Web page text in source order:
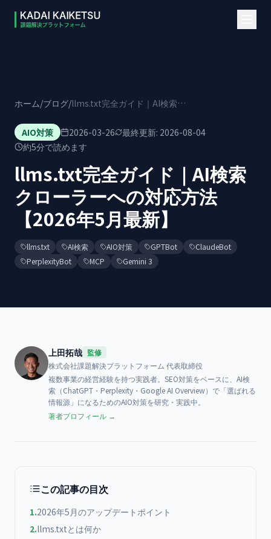
ホーム/ブログ/ llms.txt完全ガイド｜AI検索クローラーへの対応方法【2026年5月最新】
AIO対策 2026-03-26 最終更新: 2026-08-04
約5分で読めます
llms.txt完全ガイド｜AI検索
クローラーへの対応方法
【2026年5月最新】
llms.txt AI検索 AIO対策 GPTBot
ClaudeBot
PerplexityBot
MCP Gemini 3
上田拓哉 監修
株式会社課題解決プラットフォーム 代表取締役
複数事業の経営経験を持つ実践者。SEO対策をベースに、AI検
索（ChatGPT・Perplexity・Google AI Overview）で「選ばれる
情報源」になるためのAIO対策を研究・実践中。
著者プロフィール →
この記事の目次
1.2026年5月のアップデートポイント
2.llms.txtとは何か